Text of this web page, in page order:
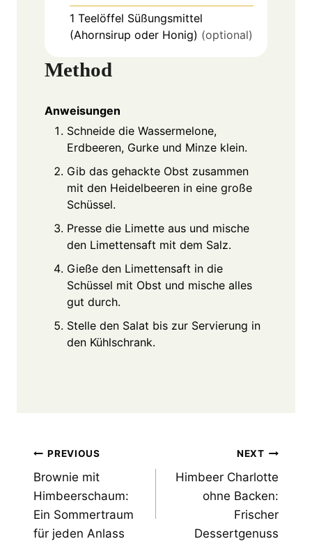
1 Teelöffel Süßungsmittel
(Ahornsirup oder Honig) (optional)
Method
Anweisungen
Schneide die Wassermelone,
Erdbeeren, Gurke und Minze klein.
Gib das gehackte Obst zusammen
mit den Heidelbeeren in eine große
Schüssel.
Presse die Limette aus und mische
den Limettensaft mit dem Salz.
Gieße den Limettensaft in die
Schüssel mit Obst und mische alles
gut durch.
Stelle den Salat bis zur Servierung in
den Kühlschrank.
Post
navigation
PREVIOUS
Brownie mit
Himbeerschaum:
Ein Sommertraum
für jeden Anlass
NEXT
Himbeer Charlotte
ohne Backen:
Frischer
Dessertgenuss